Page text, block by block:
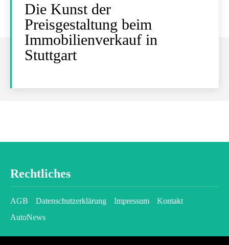
Die Kunst der
Preisgestaltung beim
Immobilienverkauf in
Stuttgart
Rechtliches
AGB Datenschutzerklärung Impressum
Kontakt
AutoNews